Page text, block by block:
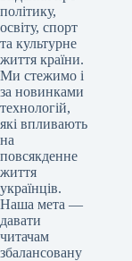
політику,
освіту, спорт
та культурне
життя країни.
Ми стежимо і
за новинками
технологій,
які впливають
на
повсякденне
життя
українців.
Наша мета —
давати
читачам
збалансовану